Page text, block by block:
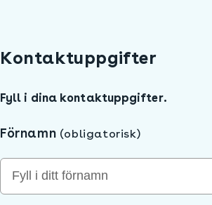
Kontaktuppgifter
Fyll i dina kontaktuppgifter.
Förnamn (obligatorisk)